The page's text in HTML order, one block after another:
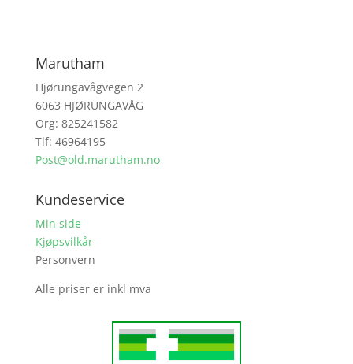
Marutham
Hjørungavågvegen 2
6063 HJØRUNGAVÅG
Org: 825241582
Tlf: 46964195
Post@old.marutham.no
Kundeservice
Min side
Kjøpsvilkår
Personvern
Alle priser er inkl mva